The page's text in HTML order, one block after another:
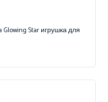
Glowing Star игрушка для